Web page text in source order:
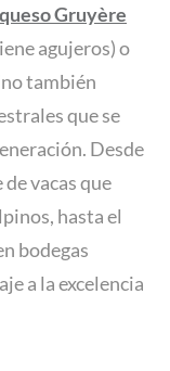
queso Gruyère
agujeros) o
también
que se
Desde
vacas que
hasta el
bodegas
a la excelencia